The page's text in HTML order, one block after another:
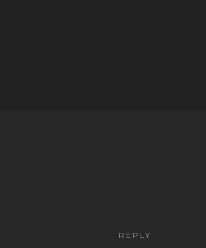
REPLY